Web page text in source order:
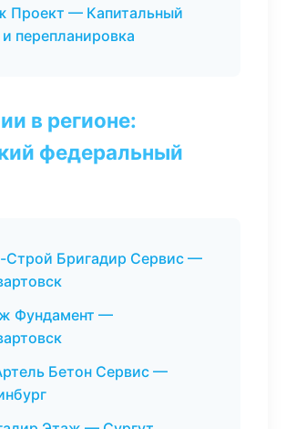
Проект — Капитальный
перепланировка
в регионе:
федеральный
Строй Бригадир Сервис —
Фундамент —
Бетон Сервис —